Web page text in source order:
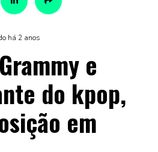
há 2 anos
e
do kpop,
em